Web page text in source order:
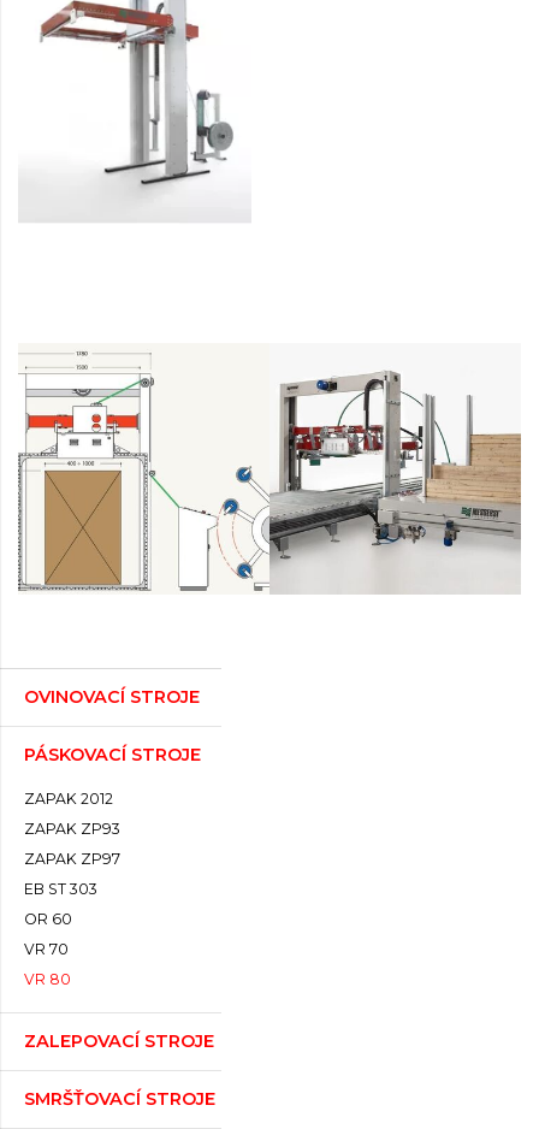
OVINOVACÍ STROJE
PÁSKOVACÍ STROJE
ZAPAK 2012
ZAPAK ZP93
ZAPAK ZP97
EB ST 303
OR 60
VR 70
VR 80
ZALEPOVACÍ STROJE
SMRŠŤOVACÍ STROJE